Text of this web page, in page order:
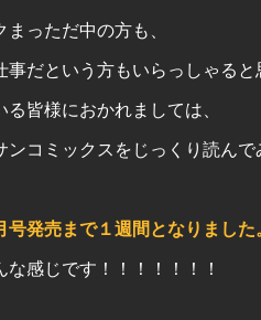
っただ中の方も、
だという方もいらっしゃると
皆様におかれましては、
コミックスをじっくり読んで
号発売まで１週間となりました
感じです！！！！！！！